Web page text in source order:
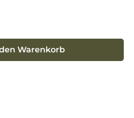
oder benutze die Schaltflächen um die
Warenkorb